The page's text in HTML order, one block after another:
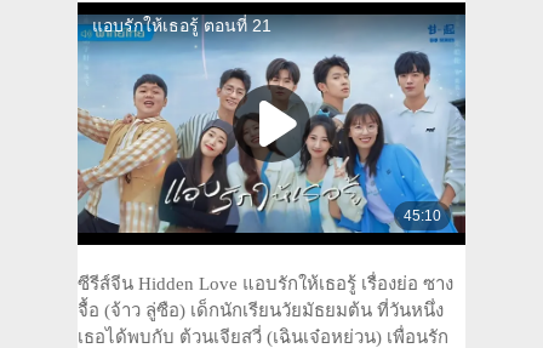
ซีรีส์จีน Hidden Love แอบรักให้เธอรู้ เรื่องย่อ ซาง
จื้อ (จ้าว ลู่ซือ) เด็กนักเรียนวัยมัธยมต้น ที่วันหนึ่ง
เธอได้พบกับ ต้วนเจียสวี่ (เฉินเจ๋อหย่วน) เพื่อนรัก